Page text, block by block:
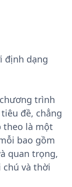
định dạng
trình
đề, chẳng
theo là một
bao gồm
quan trọng,
chú và thời